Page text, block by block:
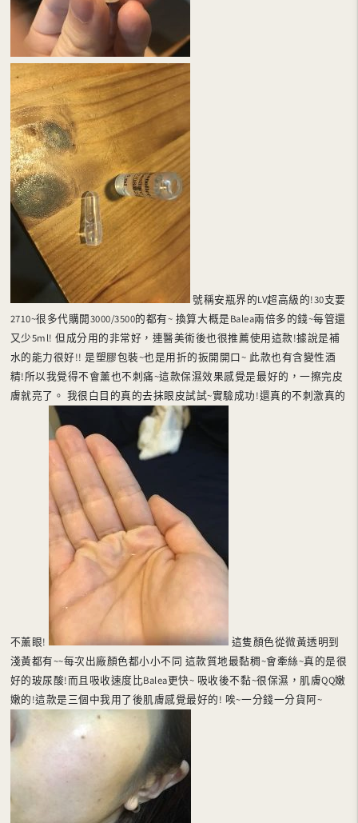
號稱安瓶界的LV超高級的!30支要
2710~很多代購開3000/3500的都有~ 換算大概是Balea兩倍多的錢~每管還
又少5ml! 但成分用的非常好，連醫美術後也很推薦使用這款!據說是補
水的能力很好!! 是塑膠包裝~也是用折的扳開開口~ 此款也有含變性酒
精!所以我覺得不會薰也不刺痛~這款保濕效果感覺是最好的，一擦完皮
膚就亮了。 我很白目的真的去抹眼皮試試~實驗成功!還真的不刺激真的
不薰眼!
這隻顏色從微黃透明到
淺黃都有~~每次出廠顏色都小小不同 這款質地最黏稠~會牽絲~真的是很
好的玻尿酸!而且吸收速度比Balea更快~ 吸收後不黏~很保濕，肌膚QQ嫩
嫩的!這款是三個中我用了後肌膚感覺最好的! 唉~一分錢一分貨阿~